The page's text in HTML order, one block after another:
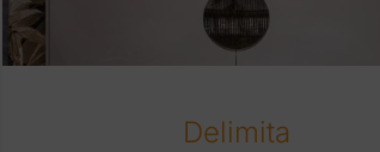
Delimita